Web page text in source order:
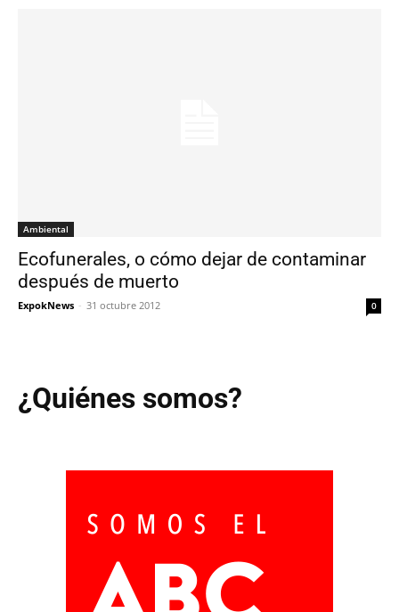
Ambiental
Ecofunerales, o cómo dejar de contaminar
después de muerto
ExpokNews - 31 octubre 2012 0
¿Quiénes somos?